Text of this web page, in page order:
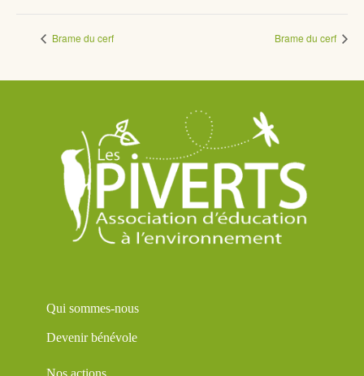
Brame du cerf Brame du cerf
Qui sommes-nous
Devenir bénévole
Nos actions